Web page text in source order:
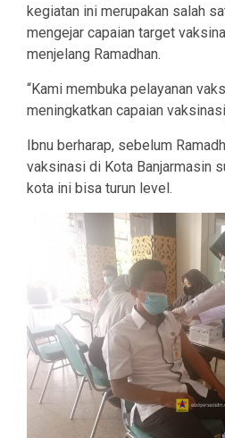
kegiatan ini merupakan salah
mengejar capaian target
menjelang Ramadhan.
“Kami membuka pelayanan
meningkatkan capaian
Ibnu berharap, sebelum
vaksinasi di Kota Banjarmasin
kota ini bisa turun level.